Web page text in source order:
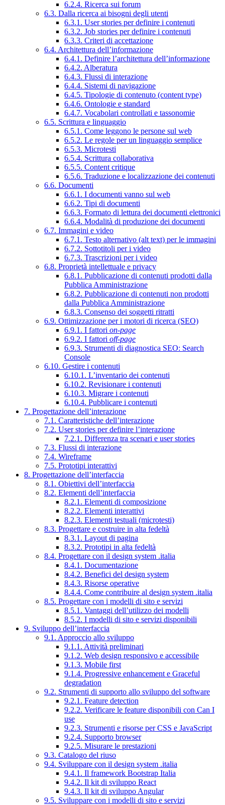
6.2.4. Ricerca sui forum
6.3. Dalla ricerca ai bisogni degli utenti
6.3.1. User stories per definire i contenuti
6.3.2. Job stories per definire i contenuti
6.3.3. Criteri di accettazione
6.4. Architettura dell’informazione
6.4.1. Definire l’architettura dell’informazione
6.4.2. Alberatura
6.4.3. Flussi di interazione
6.4.4. Sistemi di navigazione
6.4.5. Tipologie di contenuto (content type)
6.4.6. Ontologie e standard
6.4.7. Vocabolari controllati e tassonomie
6.5. Scrittura e linguaggio
6.5.1. Come leggono le persone sul web
6.5.2. Le regole per un linguaggio semplice
6.5.3. Microtesti
6.5.4. Scrittura collaborativa
6.5.5. Content critique
6.5.6. Traduzione e localizzazione dei contenuti
6.6. Documenti
6.6.1. I documenti vanno sul web
6.6.2. Tipi di documenti
6.6.3. Formato di lettura dei documenti elettronici
6.6.4. Modalità di produzione dei documenti
6.7. Immagini e video
6.7.1. Testo alternativo (alt text) per le immagini
6.7.2. Sottotitoli per i video
6.7.3. Trascrizioni per i video
6.8. Proprietà intellettuale e privacy
6.8.1. Pubblicazione di contenuti prodotti dalla
Pubblica Amministrazione
6.8.2. Pubblicazione di contenuti non prodotti
dalla Pubblica Amministrazione
6.8.3. Consenso dei soggetti ritratti
6.9. Ottimizzazione per i motori di ricerca (SEO)
6.9.1. I fattori on-page
6.9.2. I fattori off-page
6.9.3. Strumenti di diagnostica SEO: Search
Console
6.10. Gestire i contenuti
6.10.1. L’inventario dei contenuti
6.10.2. Revisionare i contenuti
6.10.3. Migrare i contenuti
6.10.4. Pubblicare i contenuti
7. Progettazione dell’interazione
7.1. Caratteristiche dell’interazione
7.2. User stories per definire l’interazione
7.2.1. Differenza tra scenari e user stories
7.3. Flussi di interazione
7.4. Wireframe
7.5. Prototipi interattivi
8. Progettazione dell’interfaccia
8.1. Obiettivi dell’interfaccia
8.2. Elementi dell’interfaccia
8.2.1. Elementi di composizione
8.2.2. Elementi interattivi
8.2.3. Elementi testuali (microtesti)
8.3. Progettare e costruire in alta fedeltà
8.3.1. Layout di pagina
8.3.2. Prototipi in alta fedeltà
8.4. Progettare con il design system .italia
8.4.1. Documentazione
8.4.2. Benefici del design system
8.4.3. Risorse operative
8.4.4. Come contribuire al design system .italia
8.5. Progettare con i modelli di sito e servizi
8.5.1. Vantaggi dell’utilizzo dei modelli
8.5.2. I modelli di sito e servizi disponibili
9. Sviluppo dell’interfaccia
9.1. Approccio allo sviluppo
9.1.1. Attività preliminari
9.1.2. Web design responsivo e accessibile
9.1.3. Mobile first
9.1.4. Progressive enhancement e Graceful
degradation
9.2. Strumenti di supporto allo sviluppo del software
9.2.1. Feature detection
9.2.2. Verificare le feature disponibili con Can I
use
9.2.3. Strumenti e risorse per CSS e JavaScript
9.2.4. Supporto browser
9.2.5. Misurare le prestazioni
9.3. Catalogo del riuso
9.4. Sviluppare con il design system .italia
9.4.1. Il framework Bootstrap Italia
9.4.2. Il kit di sviluppo React
9.4.3. Il kit di sviluppo Angular
9.5. Sviluppare con i modelli di sito e servizi